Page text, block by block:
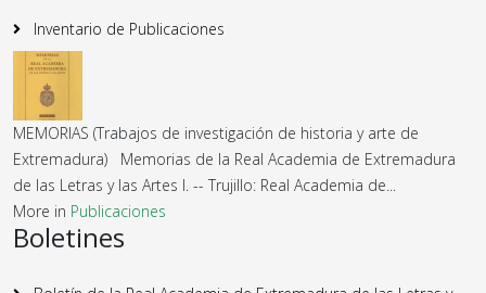
Inventario de Publicaciones
MEMORIAS (Trabajos de investigación de historia y arte de
Extremadura) Memorias de la Real Academia de Extremadura
de las Letras y las Artes I. -- Trujillo: Real Academia de...
More in Publicaciones
Boletines